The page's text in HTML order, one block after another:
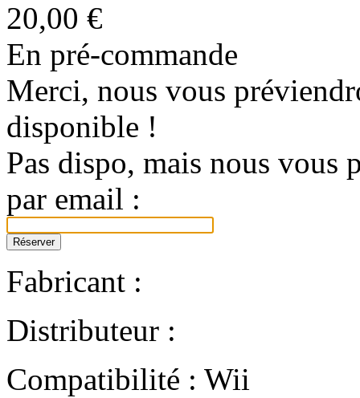
20,00 €
En pré-commande
Merci, nous vous
disponible !
Pas dispo, mais nous vous
par email :
Fabricant :
Distributeur :
Compatibilité : Wii